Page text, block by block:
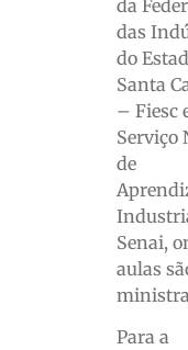
da
das
do
Santa
– Fiesc
Serviço
de
Senai,
aulas
Para a